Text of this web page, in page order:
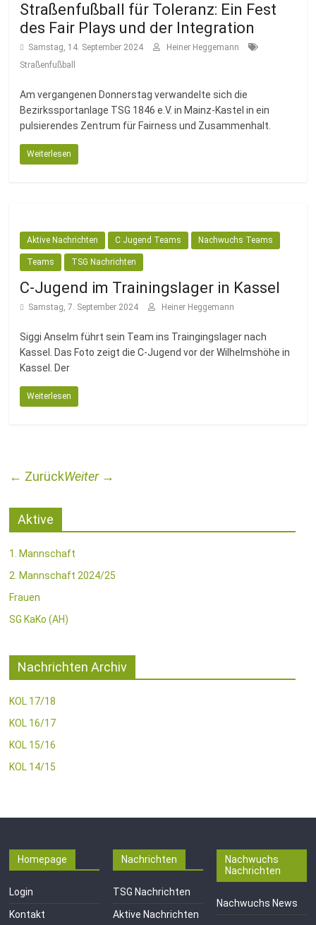
Straßenfußball für Toleranz: Ein Fest
des Fair Plays und der Integration
Samstag, 14. September 2024
Heiner Heggemann
Straßenfußball
Am vergangenen Donnerstag verwandelte sich die
Bezirkssportanlage TSG 1846 e.V. in Mainz-Kastel in ein
pulsierendes Zentrum für Fairness und Zusammenhalt.
Weiterlesen
Aktive Nachrichten C Jugend Teams Nachwuchs Teams
Teams TSG Nachrichten
C-Jugend im Trainingslager in Kassel
Samstag, 7. September 2024 Heiner Heggemann
Siggi Anselm führt sein Team ins Traingingslager nach
Kassel. Das Foto zeigt die C-Jugend vor der Wilhelmshöhe in
Kassel. Der
Weiterlesen
← ZurückWeiter →
Aktive
1. Mannschaft
2. Mannschaft 2024/25
Frauen
SG KaKo (AH)
Nachrichten Archiv
KOL 17/18
KOL 16/17
KOL 15/16
KOL 14/15
Homepage
Login
Kontakt
Nachrichten
TSG Nachrichten
Aktive Nachrichten
Nachwuchs
Nachrichten
Nachwuchs News